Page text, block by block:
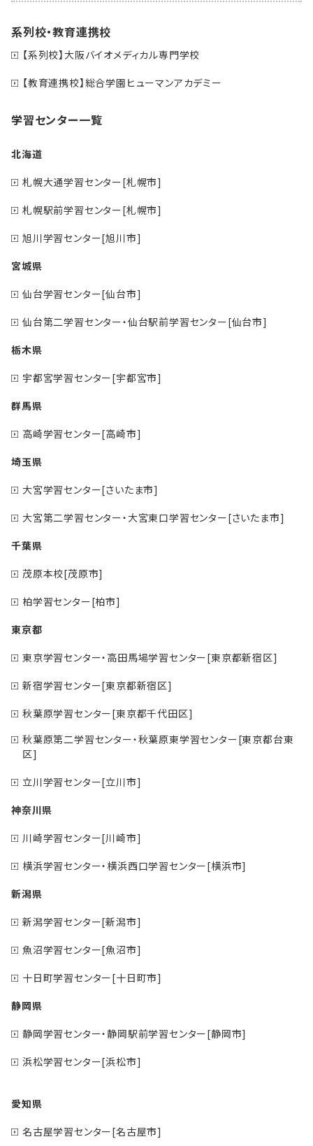
系列校・教育連携校
【系列校】大阪バイオメディカル専門学校
【教育連携校】総合学園ヒューマンアカデミー
学習センター一覧
北海道
札幌大通学習センター[札幌市]
札幌駅前学習センター[札幌市]
旭川学習センター[旭川市]
宮城県
仙台学習センター[仙台市]
仙台第二学習センター・仙台駅前学習センター[仙台市]
栃木県
宇都宮学習センター[宇都宮市]
群馬県
高崎学習センター[高崎市]
埼玉県
大宮学習センター[さいたま市]
大宮第二学習センター・大宮東口学習センター[さいたま市]
千葉県
茂原本校[茂原市]
柏学習センター[柏市]
東京都
東京学習センター・高田馬場学習センター[東京都新宿区]
新宿学習センター[東京都新宿区]
秋葉原学習センター[東京都千代田区]
秋葉原第二学習センター・秋葉原東学習センター[東京都台東
区]
立川学習センター[立川市]
神奈川県
川崎学習センター[川崎市]
横浜学習センター・横浜西口学習センター[横浜市]
新潟県
新潟学習センター[新潟市]
魚沼学習センター[魚沼市]
十日町学習センター[十日町市]
静岡県
静岡学習センター・静岡駅前学習センター[静岡市]
浜松学習センター[浜松市]
愛知県
名古屋学習センター[名古屋市]